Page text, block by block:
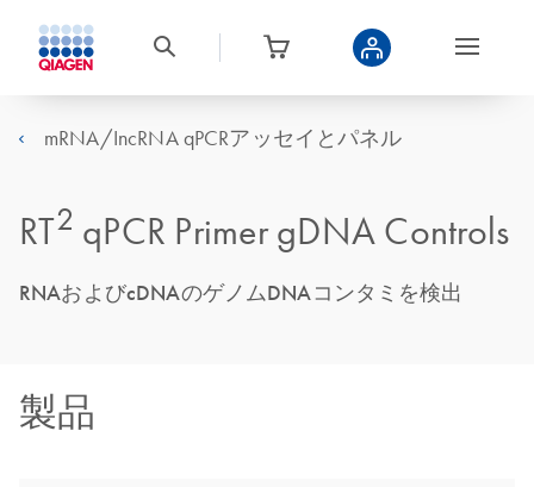
mRNA/IncRNA qPCRアッセイとパネル
RT2 qPCR Primer gDNA Controls
RNAおよびcDNAのゲノムDNAコンタミを検出
製品